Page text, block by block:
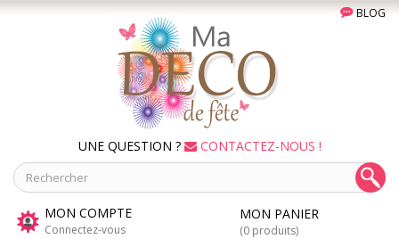
BLOG
UNE QUESTION ? CONTACTEZ-NOUS !
MON COMPTE
Connectez-vous
MON PANIER
(0 produits)